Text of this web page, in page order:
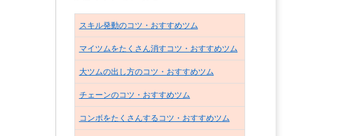
スキル発動のコツ・おすすめツム
マイツムをたくさん消すコツ・おすすめツム
大ツムの出し方のコツ・おすすめツム
チェーンのコツ・おすすめツム
コンボをたくさんするコツ・おすすめツム